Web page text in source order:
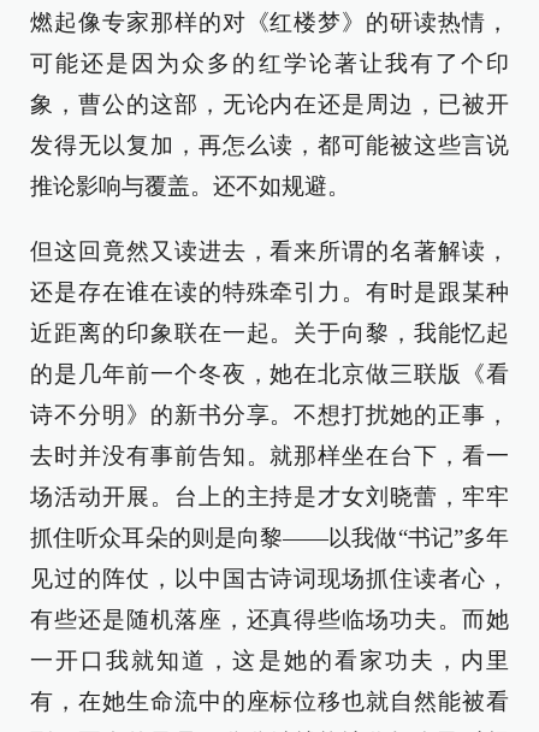
燃起像专家那样的对《红楼梦》的研读热情，
可能还是因为众多的红学论著让我有了个印
象，曹公的这部，无论内在还是周边，已被开
发得无以复加，再怎么读，都可能被这些言说
推论影响与覆盖。还不如规避。
但这回竟然又读进去，看来所谓的名著解读，
还是存在谁在读的特殊牵引力。有时是跟某种
近距离的印象联在一起。关于向黎，我能忆起
的是几年前一个冬夜，她在北京做三联版《看
诗不分明》的新书分享。不想打扰她的正事，
去时并没有事前告知。就那样坐在台下，看一
场活动开展。台上的主持是才女刘晓蕾，牢牢
抓住听众耳朵的则是向黎——以我做“书记”多年
见过的阵仗，以中国古诗词现场抓住读者心，
有些还是随机落座，还真得些临场功夫。而她
一开口我就知道，这是她的看家功夫，内里
有，在她生命流中的座标位移也就自然能被看